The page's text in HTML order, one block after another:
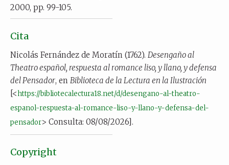
2000, pp. 99-105.
Cita
Nicolás Fernández de Moratín (1762). Desengaño al
Theatro español, respuesta al romance liso, y llano, y defensa
del Pensador, en Biblioteca de la Lectura en la Ilustración
[<https://bibliotecalectura18.net/d/desengano-al-theatro-
espanol-respuesta-al-romance-liso-y-llano-y-defensa-del-
pensador> Consulta: 08/08/2026].
Copyright